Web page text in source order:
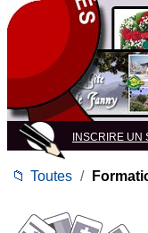
INSCRIRE UN
📁 Toutes /